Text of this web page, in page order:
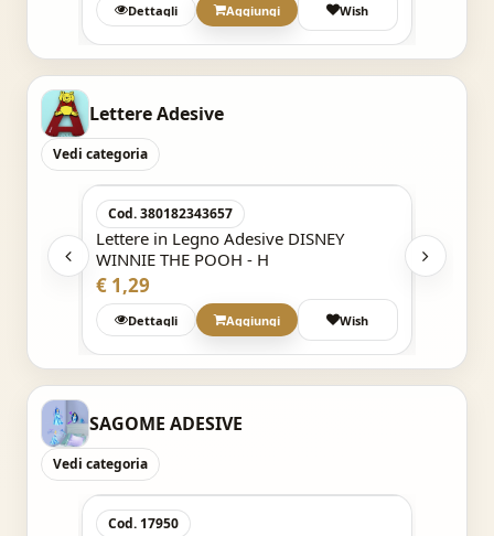
Dettagli Aggiungi Wish
Lettere Adesive
Vedi categoria
Cod. 380182343657
Lettere in Legno Adesive DISNEY
WINNIE THE POOH - H
€ 1,29
Dettagli Aggiungi Wish
Lettere
SAGOME ADESIVE
Vedi categoria
Cod. 17950